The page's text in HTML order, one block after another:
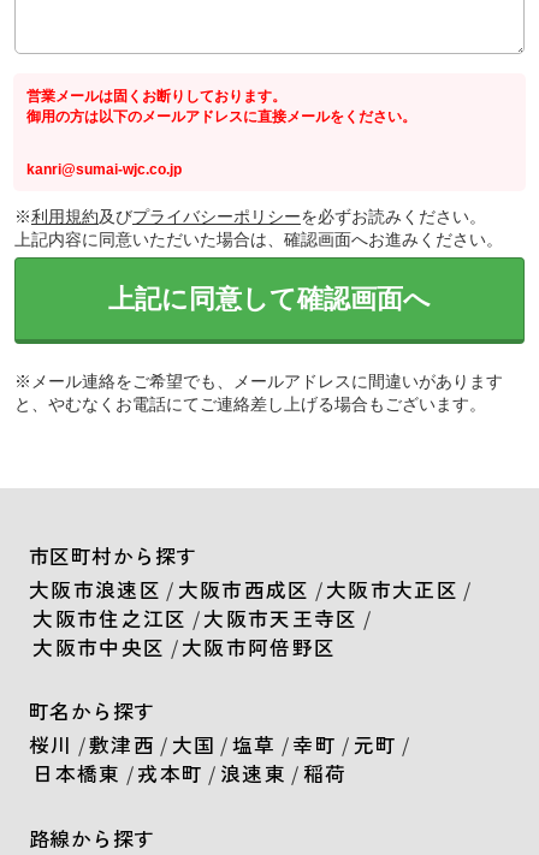
営業メールは固くお断りしております。
御用の方は以下のメールアドレスに直接メールをください。
kanri@sumai-wjc.co.jp
※利用規約及びプライバシーポリシーを必ずお読みください。
上記内容に同意いただいた場合は、確認画面へお進みください。
上記に同意して確認画面へ
※メール連絡をご希望でも、メールアドレスに間違いがあります
と、やむなくお電話にてご連絡差し上げる場合もございます。
市区町村から探す
大阪市浪速区 / 大阪市西成区 /大阪市大正区 /
大阪市住之江区 /大阪市天王寺区 /
大阪市中央区 /大阪市阿倍野区
町名から探す
桜川 /敷津西 / 大国 /塩草 /幸町 / 元町 /
日本橋東 /戎本町 / 浪速東 /稲荷
路線から探す